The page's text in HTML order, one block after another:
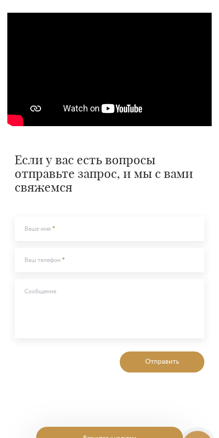
Если у вас есть вопросы
отправьте запрос, и мы с вами
свяжемся
Ваше имя
Ваш телефон
Сообщение
Отправить
Отправить